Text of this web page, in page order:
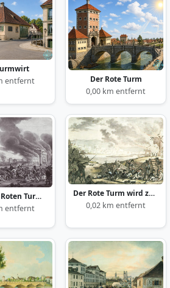
entfernt
Der Rote Turm
0,00 km entfernt
Brand des Roten Turmes
entfernt
Der Rote Turm wird zerstört
0,02 km entfernt